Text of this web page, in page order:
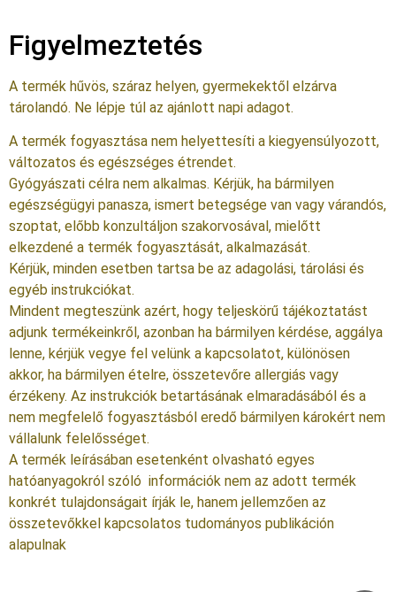
Figyelmeztetés
A termék hűvös, száraz helyen, gyermekektől elzárva
tárolandó. Ne lépje túl az ajánlott napi adagot.
A termék fogyasztása nem helyettesíti a kiegyensúlyozott,
változatos és egészséges étrendet.
Gyógyászati célra nem alkalmas. Kérjük, ha bármilyen
egészségügyi panasza, ismert betegsége van vagy várandós,
szoptat, előbb konzultáljon szakorvosával, mielőtt
elkezdené a termék fogyasztását, alkalmazását.
Kérjük, minden esetben tartsa be az adagolási, tárolási és
egyéb instrukciókat.
Mindent megteszünk azért, hogy teljeskörű tájékoztatást
adjunk termékeinkről, azonban ha bármilyen kérdése, aggálya
lenne, kérjük vegye fel velünk a kapcsolatot, különösen
akkor, ha bármilyen ételre, összetevőre allergiás vagy
érzékeny. Az instrukciók betartásának elmaradásából és a
nem megfelelő fogyasztásból eredő bármilyen károkért nem
vállalunk felelősséget.
A termék leírásában esetenként olvasható egyes
hatóanyagokról szóló információk nem az adott termék
konkrét tulajdonságait írják le, hanem jellemzően az
összetevőkkel kapcsolatos tudományos publikáción
alapulnak